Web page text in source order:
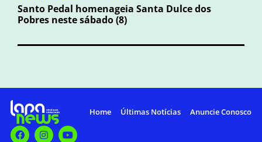
Santo Pedal homenageia Santa Dulce dos
Pobres neste sábado (8)
Home Últimas Notícias Anuncie Conosco